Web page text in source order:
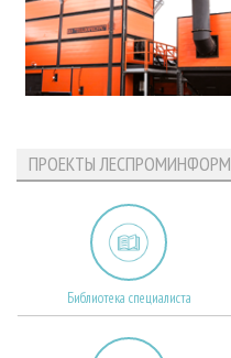
ПРОЕКТЫ ЛЕСПРОМИНФОРМ
Библиотека специалиста